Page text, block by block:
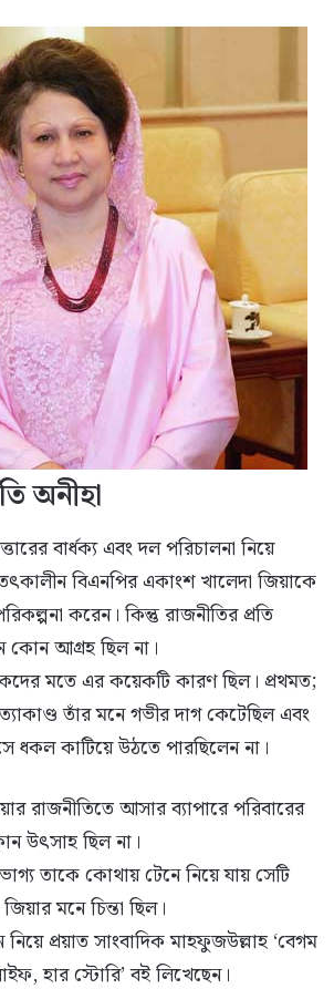
অনীহা
বার্ধক্য এবং দল পরিচালনা নিয়ে
বিএনপির একাংশ খালেদা জিয়াকে
করেন। কিন্তু রাজনীতির প্রতি
কোন আগ্রহ ছিল না।
মতে এর কয়েকটি কারণ ছিল। প্রথমত;
তাঁর মনে গভীর দাগ কেটেছিল এবং
ধকল কাটিয়ে উঠতে পারছিলেন না।
রাজনীতিতে আসার ব্যাপারে পরিবারের
উৎসাহ ছিল না।
তাকে কোথায় টেনে নিয়ে যায় সেটি
মনে চিন্তা ছিল।
প্রয়াত সাংবাদিক মাহফুজউল্লাহ ‘বেগম
হার স্টোরি’ বই লিখেছেন।